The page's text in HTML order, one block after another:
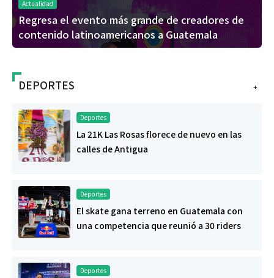
Actualidad
Regresa el evento más grande de creadores de
contenido latinoamericanos a Guatemala
+
DEPORTES
Deportes
La 21K Las Rosas florece de nuevo en las
calles de Antigua
Deportes
El skate gana terreno en Guatemala con
una competencia que reunió a 30 riders
Deportes